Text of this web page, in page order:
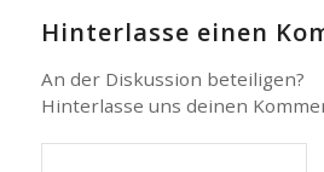
Hinterlasse einen
An der Diskussion beteiligen?
Hinterlasse uns deinen